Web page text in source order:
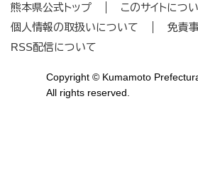
熊本県公式トップ
このサイトにつ
個人情報の取扱いについて
免責
RSS配信について
Copyright © Kumamoto
All rights reserved.